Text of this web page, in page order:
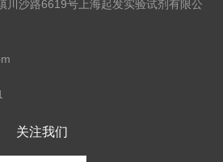
川沙路6619号上海起发实验试剂有限公
关注我们